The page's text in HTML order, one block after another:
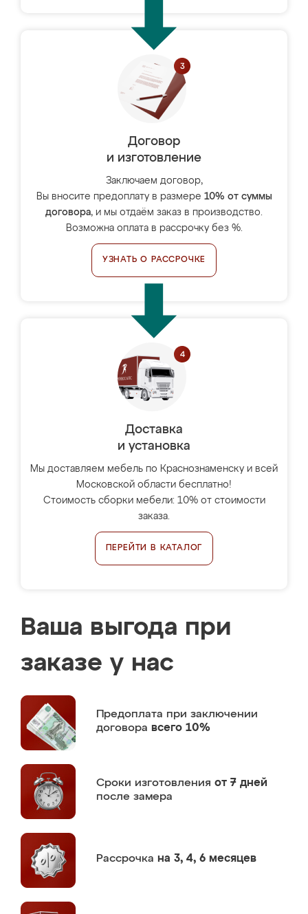
Договор
и изготовление
Заключаем договор,
Вы вносите предоплату в размере 10% от суммы
договора, и мы отдаём заказ в производство.
Возможна оплата в рассрочку без %.
УЗНАТЬ О РАССРОЧКЕ
Доставка
и установка
Мы доставляем мебель по Краснознаменску и всей
Московской области бесплатно!
Стоимость сборки мебели: 10% от стоимости
заказа.
ПЕРЕЙТИ В КАТАЛОГ
Ваша выгода при
заказе у нас
Предоплата при заключении
договора всего 10%
Сроки изготовления от 7 дней
после замера
Рассрочка на 3, 4, 6 месяцев